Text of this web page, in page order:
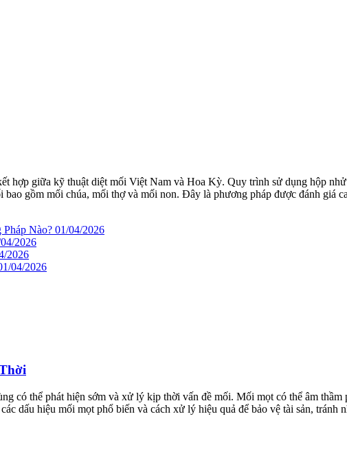
hợp giữa kỹ thuật diệt mối Việt Nam và Hoa Kỳ. Quy trình sử dụng hộp
gồm mối chúa, mối thợ và mối non. Đây là phương pháp được đánh giá
Nào? 01/04/2026
2026
2026
04/2026
có thể phát hiện sớm và xử lý kịp thời vấn đề mối. Mối mọt có thể âm thầm
dấu hiệu mối mọt phổ biến và cách xử lý hiệu quả để bảo vệ tài sản, tránh